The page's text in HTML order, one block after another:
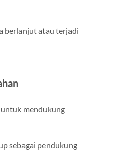
berlanjut atau terjadi
mendukung
sebagai pendukung